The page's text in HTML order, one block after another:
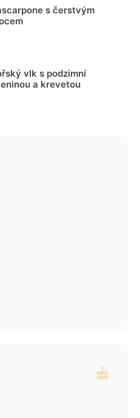
s čerstvým
vlk s podzimní
a krevetou